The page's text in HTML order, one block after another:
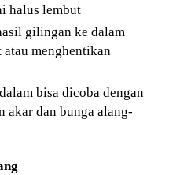
halus lembut
gilingan ke dalam
menghentikan
bisa dicoba dengan
akar dan bunga alang-